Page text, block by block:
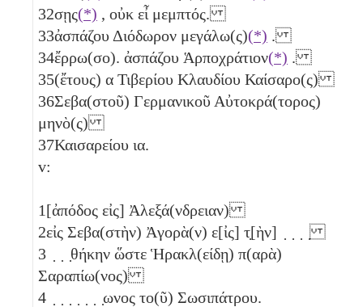
32σῃς(*) , οὐκ εἶ μεμπτός.
33ἀσπάζου Διόδωρον μεγάλω(ς)(*) .
34ἔρρω(σο). ἀσπάζου Ἁρποχράτιον(*) .
35(ἔτους) α Τιβερίου Κλαυδίου Καίσαρο(ς)
36Σεβα(στοῦ) Γερμανικοῦ Αὐτοκρά(τορος)
μηνὸ(ς)
37Καισαρείου ια.
v:
1[ἀπόδος εἰς] Ἀλεξά(νδρειαν)
2εἰς Σεβα(στὴν) Ἀγορὰ(ν) ε[ἰς] τ̣[ὴν] ̣ ̣ ̣ ̣
3 ̣ ̣ ̣θήκην ὥστε Ἡρακλ(είδῃ) π(αρὰ)
Σαραπίω(νος)
4 ̣ ̣ ̣ ̣ ̣ ̣ ̣ωνος το(ῦ) Σωσιπάτρου.